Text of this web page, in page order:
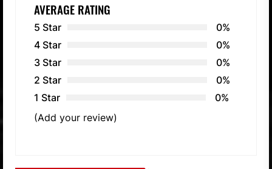
AVERAGE RATING
5 Star
0%
4 Star
0%
3 Star
0%
2 Star
0%
1 Star
0%
(Add your review)